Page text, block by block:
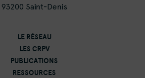
93200 Saint-Denis
LE RÉSEAU
LES CRPV
PUBLICATIONS
RESSOURCES